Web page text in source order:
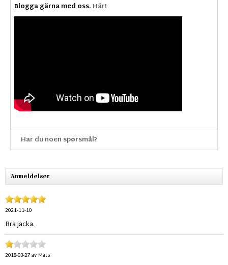
Blogga gärna med oss. Här!
Har du noen spørsmål?
Anmeldelser
2021-11-10
Bra jacka.
2018-03-27av Mats